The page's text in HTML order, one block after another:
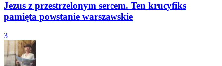
Jezus z przestrzelonym sercem. Ten krucyfiks
pamięta powstanie warszawskie
3